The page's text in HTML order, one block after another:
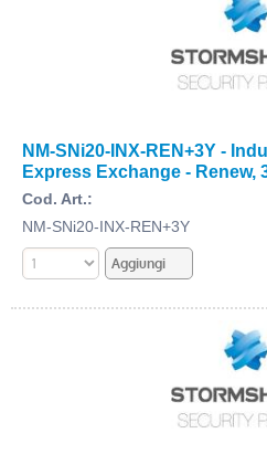
NM-SNi20-INX-REN+3Y -
Express Exchange - Renew,
Cod. Art.:
NM-SNi20-INX-REN+3Y